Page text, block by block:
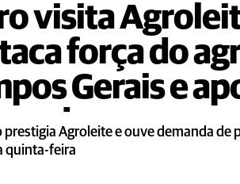
visita
força do
Gerais e
prestigia Agroleite e ouve demanda de
quinta-feira